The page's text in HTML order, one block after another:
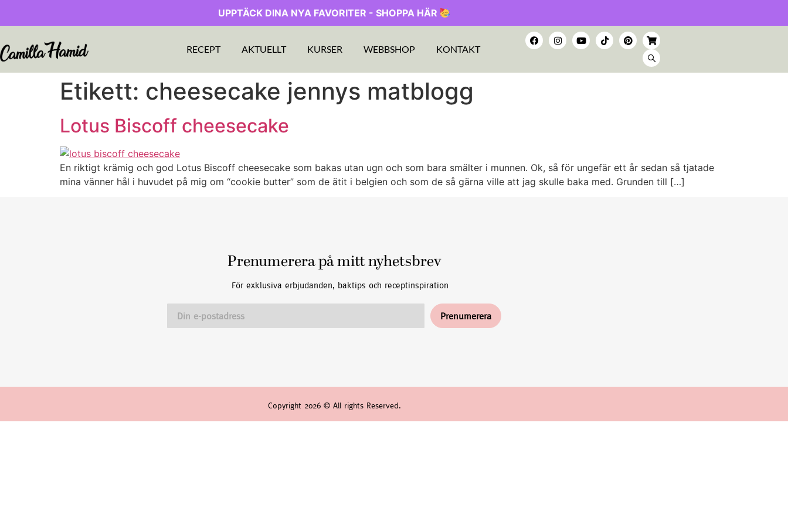
UPPTÄCK DINA NYA FAVORITER - SHOPPA HÄR
RECEPT AKTUELLT KURSER WEBBSHOP KONTAKT
Etikett: cheesecake jennys matblogg
Lotus Biscoff cheesecake
En riktigt krämig och god Lotus Biscoff cheesecake som bakas utan ugn och som bara smälter i munnen. Ok, så för ungefär ett år sedan så tjatade
mina vänner hål i huvudet på mig om “cookie butter” som de ätit i belgien och som de så gärna ville att jag skulle baka med. Grunden till […]
Prenumerera på mitt nyhetsbrev
För exklusiva erbjudanden, baktips och receptinspiration
Copyright 2026 © All rights Reserved.